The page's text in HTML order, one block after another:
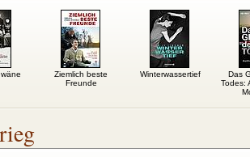
Ziemlich beste
Freunde
Winterwassertief
Das
Todes: